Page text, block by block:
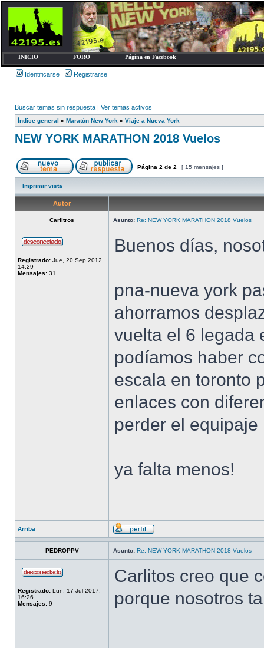
INICIO FORO Página en Facebook
Identificarse Registrarse
Buscar temas sin respuesta | Ver temas activos
Índice general » Maratón New York » Viaje a Nueva York
NEW YORK MARATHON 2018 Vuelos
Página 2 de 2 [ 15 mensajes ]
Imprimir vista
Autor
Carlitros Asunto: Re: NEW YORK MARATHON 2018 Vuelos
Registrado: Jue, 20 Sep 2012,
14:29
Mensajes: 31
Buenos días,
pna-nueva york
ahorramos
vuelta el 6 legada
podíamos haber
escala en toronto
enlaces con
perder el equipaje
ya falta menos!
Arriba
PEDROPPV Asunto: Re: NEW YORK MARATHON 2018 Vuelos
Registrado: Lun, 17 Jul 2017,
16:26
Mensajes: 9
Carlitos creo que
porque nosotros